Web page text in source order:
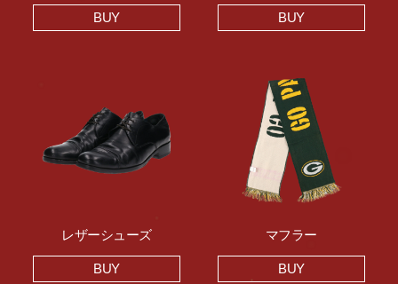
BUY BUY
レザーシューズ
BUY
マフラー
BUY